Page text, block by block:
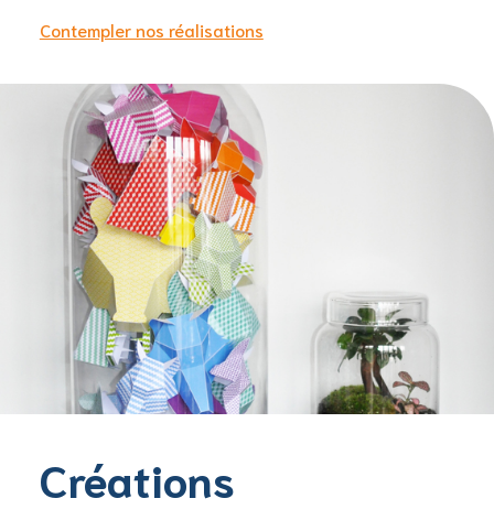
Contempler nos réalisations
Créations